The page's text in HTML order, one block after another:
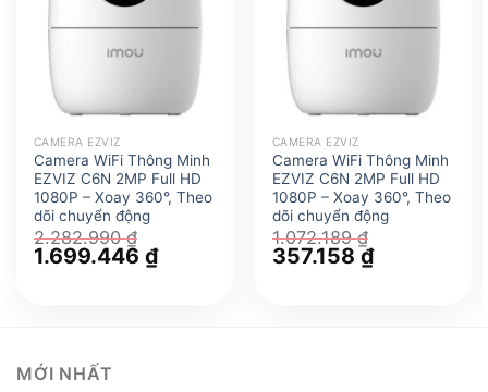
CAMERA EZVIZ
Camera WiFi Thông Minh
EZVIZ C6N 2MP Full HD
1080P – Xoay 360°, Theo
dõi chuyển động
2.282.990₫
Giá
gốc
1.699.446 ₫Giá
hiện
CAMERA EZVIZ
Camera WiFi Thông Minh
EZVIZ C6N 2MP Full HD
1080P – Xoay 360°, Theo
dõi chuyển động
1.072.189₫
Giá
gốc
357.158₫Giá
hiện
MỚI NHẤT